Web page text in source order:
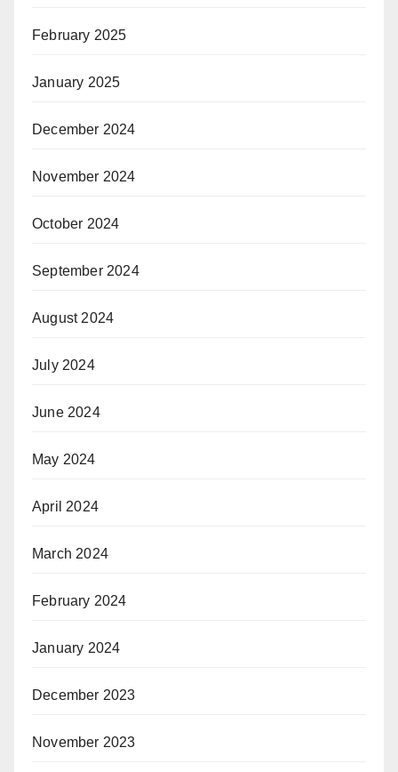
February 2025
January 2025
December 2024
November 2024
October 2024
September 2024
August 2024
July 2024
June 2024
May 2024
April 2024
March 2024
February 2024
January 2024
December 2023
November 2023